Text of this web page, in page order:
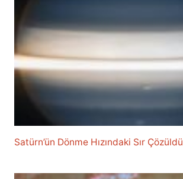
Satürn’ün Dönme Hızındaki Sır Çözüldü